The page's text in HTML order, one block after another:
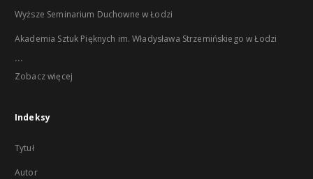
Wyższe Seminarium Duchowne w Łodzi
Akademia Sztuk Pięknych im. Władysława Strzemińskiego w Łodzi
...
Zobacz więcej
Indeksy
Tytuł
Autor